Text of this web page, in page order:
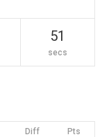
50
secs
Diff Pts